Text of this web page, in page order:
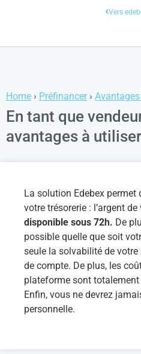
Vers
Home › Préfinancer›
En tant que
avantages à
La solution Edebex permet
votre trésorerie : l’argent
disponible sous 72h. De
possible quelle que soit
seule la solvabilité de
de compte. De plus, les
plateforme sont
Enfin, vous ne devrez
personnelle.